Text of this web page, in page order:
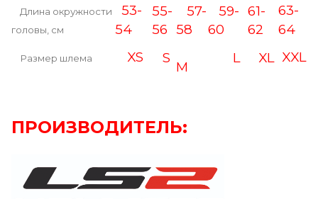
Длина окружности
головы, см
53-
54
55-
56
57-
58
59-
60
61-
62
63-
64
Размер шлема XS S
M
L XL XXL
ПРОИЗВОДИТЕЛЬ: